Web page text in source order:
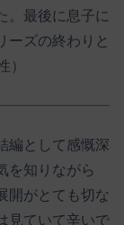
。最後に息子に
ーズの終わりと
）
編として感慨深
を知りながら
開がとても切な
見ていて辛いで